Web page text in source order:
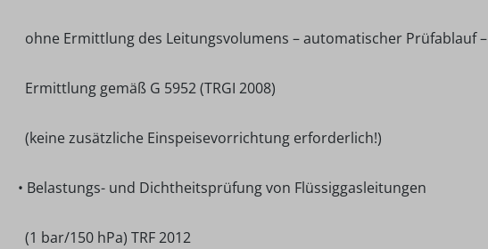
ohne Ermittlung des Leitungsvolumens – automatischer Prüfablauf –
Ermittlung gemäß G 5952 (TRGI 2008)
(keine zusätzliche Einspeisevorrichtung erforderlich!)
• Belastungs- und Dichtheitsprüfung von Flüssiggasleitungen
(1 bar/150 hPa) TRF 2012